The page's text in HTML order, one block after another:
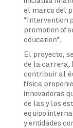
el marco del
“Intervention
promotion of
education”.
El proyecto,
de la carrera,
contribuir al
física
innovadoras
de las y los
equipo
y entidades